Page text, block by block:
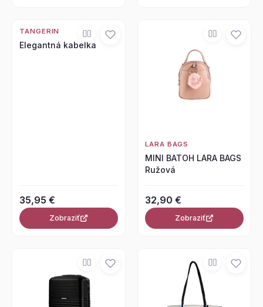
TANGERIN
Elegantná kabelka
35,95 €
Zobraziť
LARA BAGS
MINI BATOH LARA BAGS
Ružová
32,90 €
Zobraziť